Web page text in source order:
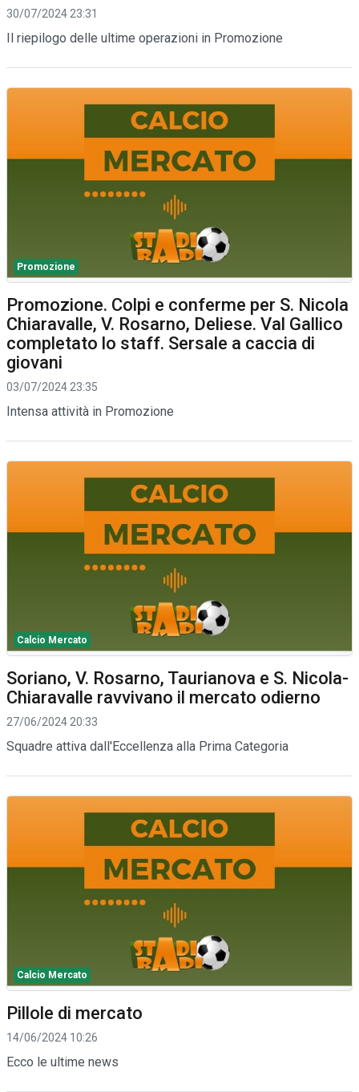
30/07/2024 23:31
Il riepilogo delle ultime operazioni in Promozione
Promozione
Promozione. Colpi e conferme per S. Nicola
Chiaravalle, V. Rosarno, Deliese. Val Gallico
completato lo staff. Sersale a caccia di
giovani
03/07/2024 23:35
Intensa attività in Promozione
Calcio Mercato
Soriano, V. Rosarno, Taurianova e S. Nicola-
Chiaravalle ravvivano il mercato odierno
27/06/2024 20:33
Squadre attiva dall'Eccellenza alla Prima Categoria
Calcio Mercato
Pillole di mercato
14/06/2024 10:26
Ecco le ultime news